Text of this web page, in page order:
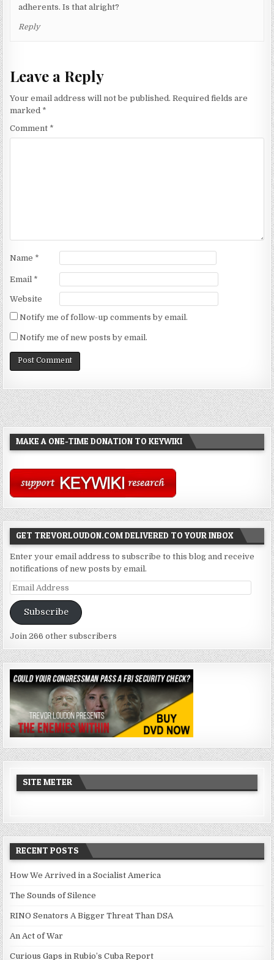
adherents. Is that alright?
Reply
Leave a Reply
Your email address will not be published. Required fields are
marked *
Comment *
Name *
Email *
Website
Notify me of follow-up comments by email.
Notify me of new posts by email.
MAKE A ONE-TIME DONATION TO KEYWIKI
GET TREVORLOUDON.COM DELIVERED TO YOUR INBOX
Enter your email address to subscribe to this blog and receive
notifications of new posts by email.
Email
Address
Subscribe
Join 266 other subscribers
SITE METER
RECENT POSTS
How We Arrived in a Socialist America
The Sounds of Silence
RINO Senators A Bigger Threat Than DSA
An Act of War
Curious Gaps in Rubio’s Cuba Report